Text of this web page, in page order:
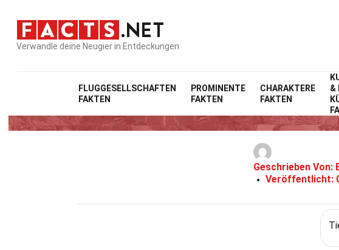
Verwandle deine Neugier in Entdeckungen
FLUGGESELLSCHAFTEN
FAKTEN
PROMINENTE
FAKTEN
CHARAKTERE
FAKTEN
&
33
Geschrieben Von:
Veröffentlicht: